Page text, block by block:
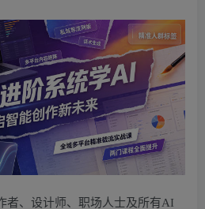
者、设计师、职场人士及所有AI